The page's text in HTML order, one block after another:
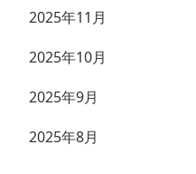
2025年11月
2025年10月
2025年9月
2025年8月